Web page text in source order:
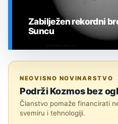
Zabilježen rekordni
Suncu
NEOVISNO NOVINARSTVO
Podrži Kozmos bez
Članstvo pomaže financirati
svemiru i tehnologiji.